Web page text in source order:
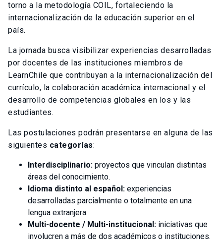
torno a la metodología COIL, fortaleciendo la
internacionalización de la educación superior en el
país.
La jornada busca visibilizar experiencias desarrolladas
por docentes de las instituciones miembros de
LearnChile que contribuyan a la internacionalización del
currículo, la colaboración académica internacional y el
desarrollo de competencias globales en los y las
estudiantes.
Las postulaciones podrán presentarse en alguna de las
siguientes categorías:
Interdisciplinario: proyectos que vinculan distintas
áreas del conocimiento.
Idioma distinto al español: experiencias
desarrolladas parcialmente o totalmente en una
lengua extranjera.
Multi-docente / Multi-institucional: iniciativas que
involucren a más de dos académicos o instituciones.